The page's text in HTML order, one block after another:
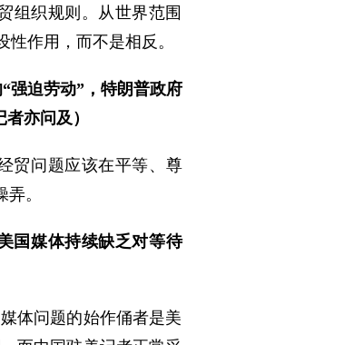
组织规则。从世界范围
作用，而不是相反。
强迫劳动”，特朗普政府
亦问及）
贸问题应该在平等、尊
。
国媒体持续缺乏对等待
体问题的始作俑者是美